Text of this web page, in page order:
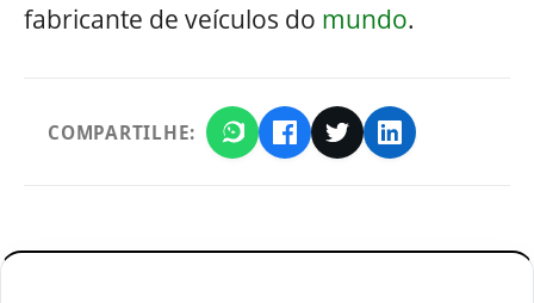
fabricante de veículos do mundo.
COMPARTILHE: